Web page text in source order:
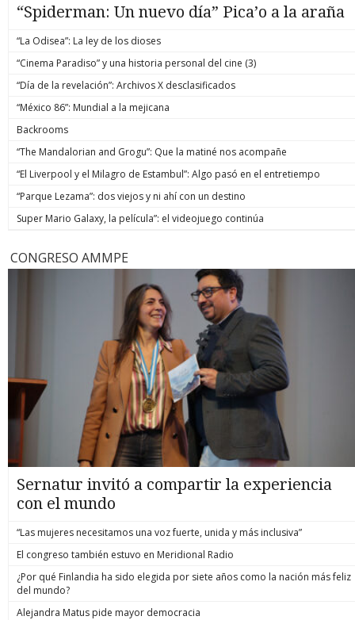
“Spiderman: Un nuevo día” Pica’o a la araña
“La Odisea”: La ley de los dioses
“Cinema Paradiso” y una historia personal del cine (3)
“Día de la revelación”: Archivos X desclasificados
“México 86”: Mundial a la mejicana
Backrooms
“The Mandalorian and Grogu”: Que la matiné nos acompañe
“El Liverpool y el Milagro de Estambul”: Algo pasó en el entretiempo
“Parque Lezama”: dos viejos y ni ahí con un destino
Super Mario Galaxy, la película”: el videojuego continúa
CONGRESO AMMPE
Sernatur invitó a compartir la experiencia
con el mundo
“Las mujeres necesitamos una voz fuerte, unida y más inclusiva”
El congreso también estuvo en Meridional Radio
¿Por qué Finlandia ha sido elegida por siete años como la nación más feliz
del mundo?
Alejandra Matus pide mayor democracia